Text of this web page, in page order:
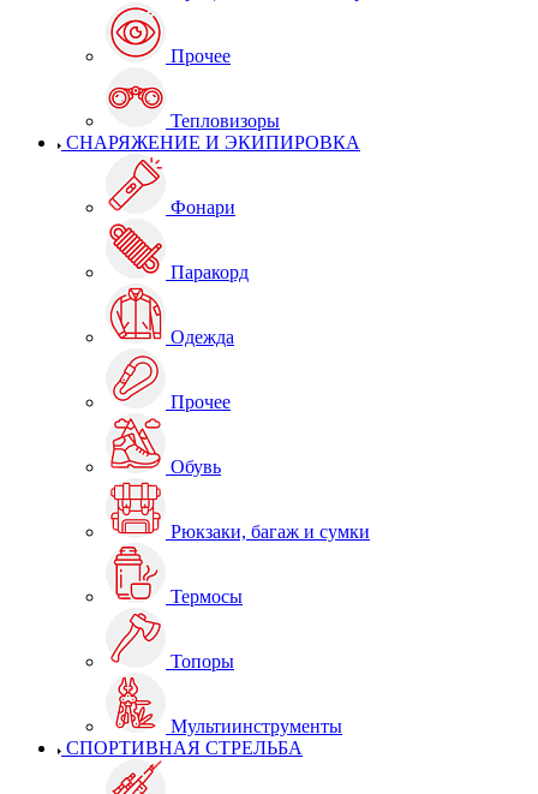
Прочее
Тепловизоры
СНАРЯЖЕНИЕ И ЭКИПИРОВКА
Фонари
Паракорд
Одежда
Прочее
Обувь
Рюкзаки, багаж и сумки
Термосы
Топоры
Мультиинструменты
СПОРТИВНАЯ СТРЕЛЬБА